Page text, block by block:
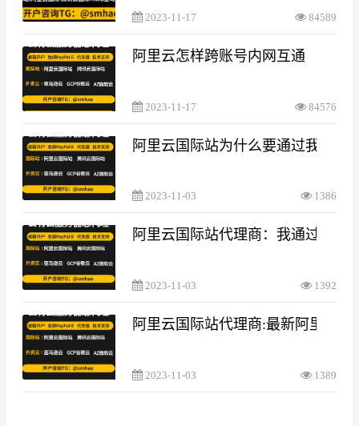
2023-11-17 84589
阿里云怎样跨账号内网互通
2023-11-17 84576
阿里云国际站为什么要通过我们代
2023-11-03 1386
阿里云国际站代理商：我通过你们
2023-11-03 1392
阿里云国际站代理商:最新阿里云
2023-11-03 1389